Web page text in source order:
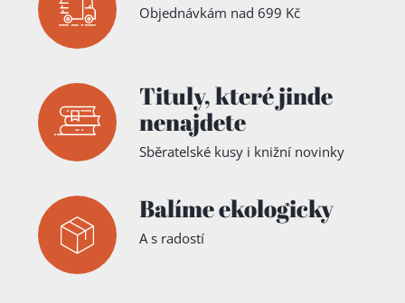
Objednávkám nad 699 Kč
Tituly,které jinde
nenajdete
Sběratelské kusy i knižní novinky
Balíme ekologicky
A s radostí